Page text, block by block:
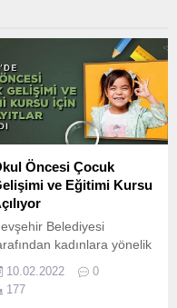
Öncesi Çocuk
ve Eğitimi Kursu
Belediyesi
kadınlara yönelik
çocuk gelişimi ve
için kayıtlar başladı.
10.02.2022
0
177